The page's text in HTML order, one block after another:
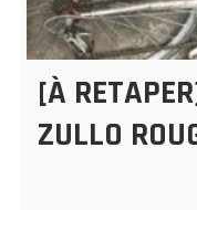
[À
ZULLO